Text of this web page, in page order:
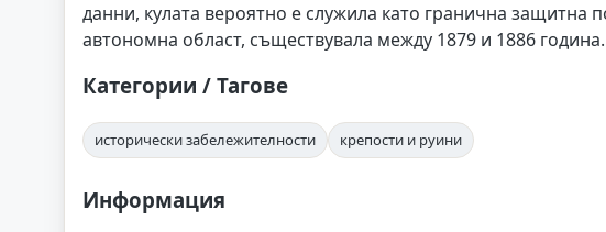
данни, кулата вероятно е служила като гранична
автономна област, съществувала между 1879 и 1886 година.
Категории / Тагове
исторически забележителности крепости и руини
Информация